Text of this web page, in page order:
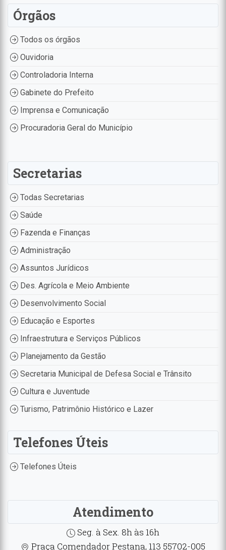
Órgãos
Todos os órgãos
Ouvidoria
Controladoria Interna
Gabinete do Prefeito
Imprensa e Comunicação
Procuradoria Geral do Município
Secretarias
Todas Secretarias
Saúde
Fazenda e Finanças
Administração
Assuntos Jurídicos
Des. Agrícola e Meio Ambiente
Desenvolvimento Social
Educação e Esportes
Infraestrutura e Serviços Públicos
Planejamento da Gestão
Secretaria Municipal de Defesa Social e Trânsito
Cultura e Juventude
Turismo, Patrimônio Histórico e Lazer
Telefones Úteis
Telefones Úteis
Atendimento
Seg. à Sex. 8h às 16h
Praça Comendador Pestana, 113 55702-005